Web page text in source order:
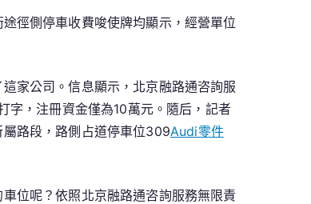
徑側停車收費唆使牌均顯示，經營單位
家公司。信息顯示，北京融路通咨詢服
字，注冊資金僅為10萬元。隨后，記者
路段，路側占道停車位309Audi零件
位呢？依照北京融路通咨詢服務無限責